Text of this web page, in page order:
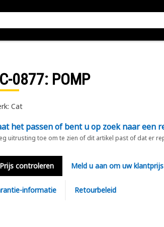
0877: POMP
Cat
het passen of bent u op zoek naar een
uitrusting toe om te zien of dit artikel past of dat er
Prijs controleren Meld u aan om uw
informatie Retourbeleid